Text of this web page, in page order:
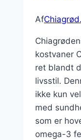
Af
kostvaner
ret blandt
livsstil.
ikke kun
med
som er
omega-3